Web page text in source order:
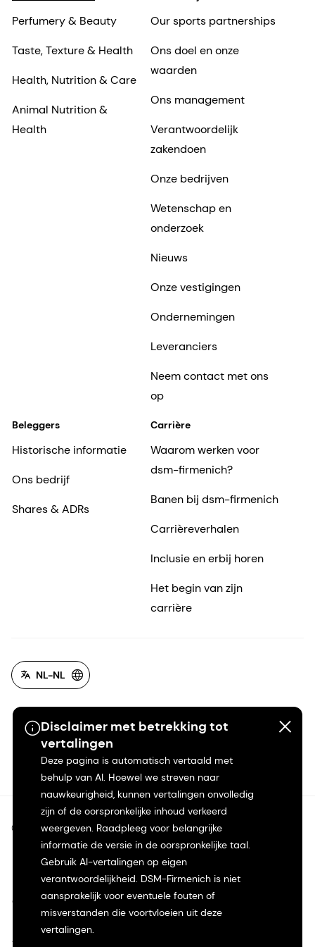
Disclaimer met betrekking tot
vertalingen
Deze pagina is automatisch vertaald met
behulp van AI. Hoewel we streven naar
nauwkeurigheid, kunnen vertalingen onvolledig
zijn of de oorspronkelijke inhoud verkeerd
weergeven. Raadpleeg voor belangrijke
informatie de versie in de oorspronkelijke taal.
Gebruik AI-vertalingen op eigen
verantwoordelijkheid. DSM-Firmenich is niet
aansprakelijk voor eventuele fouten of
misverstanden die voortvloeien uit deze
vertalingen.
Perfumery & Beauty
Taste, Texture & Health
Health, Nutrition & Care
Animal Nutrition &
Health
Our sports partnerships
Ons doel en onze
waarden
Ons management
Verantwoordelijk
zakendoen
Onze bedrijven
Wetenschap en
onderzoek
Nieuws
Onze vestigingen
Ondernemingen
Leveranciers
Neem contact met ons
op
Beleggers
Historische informatie
Ons bedrijf
Shares & ADRs
Carrière
Waarom werken voor
dsm-firmenich?
Banen bij dsm-firmenich
Carrièreverhalen
Inclusie en erbij horen
Het begin van zijn
carrière
NL-NL
©2026 dsm-firmenich. Alle rechten voorbehouden.
Privacyverklaring
Gebruiksvoorwaarden
Algemene voorwaarden